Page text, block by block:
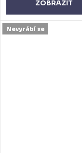
ZOBRAZIT
Nevyrábí se